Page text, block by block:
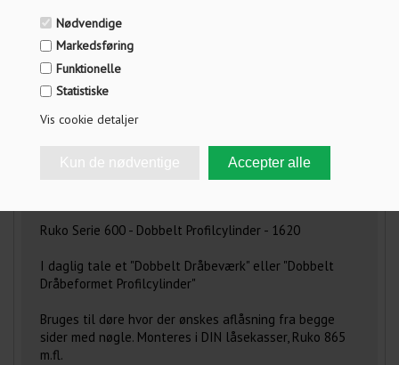
Nødvendige
Markedsføring
Funktionelle
Statistiske
Vis cookie detaljer
OM PRODUKTET
SPECIFIKATIONER
SPØRG OS
Ruko Serie 600 - Dobbelt Profilcylinder - 1620
I daglig tale et "Dobbelt Dråbeværk" eller "Dobbelt
Dråbeformet Profilcylinder"
Bruges til døre hvor der ønskes aflåsning fra begge
sider med nøgle. Monteres i DIN låsekasser, Ruko 865
m.fl.